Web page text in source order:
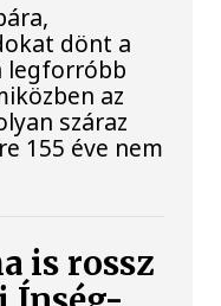
dönt a
legforróbb
az
száraz
155 éve nem
is rossz